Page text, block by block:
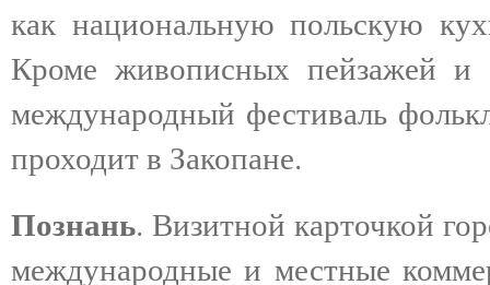
как национальную польскую
Кроме живописных пейзажей и
международный фестиваль
проходит в Закопане.
Познань. Визитной карточкой
международные и местные